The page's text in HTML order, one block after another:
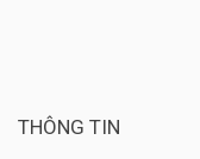
THÔNG TIN